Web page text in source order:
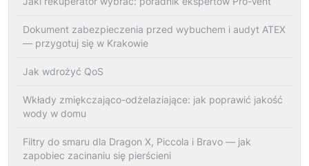
Dokument zabezpieczenia przed wybuchem i audyt ATEX
— przygotuj się w Krakowie
Jak wdrożyć QoS
Wkłady zmiękczająco-odżelaziające: jak poprawić jakość
wody w domu
Filtry do smaru dla Dragon X, Piccola i Bravo — jak
zapobiec zacinaniu się pierścieni